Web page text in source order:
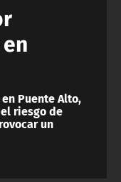
Puente Alto,
riesgo de
un